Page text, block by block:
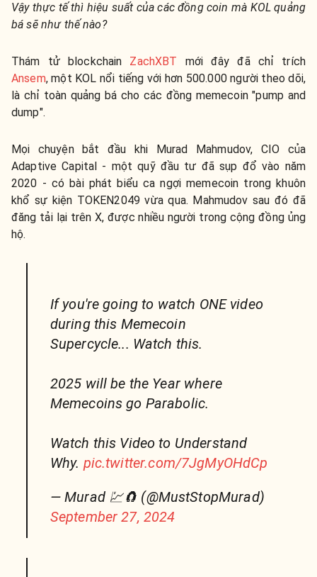
Vậy thực tế thì hiệu suất của các đồng coin mà KOL quảng
bá sẽ như thế nào?
Thám tử blockchain ZachXBT mới đây đã chỉ trích
Ansem, một KOL nổi tiếng với hơn 500.000 người theo dõi,
là chỉ toàn quảng bá cho các đồng memecoin "pump and
dump".
Mọi chuyện bắt đầu khi Murad Mahmudov, CIO của
Adaptive Capital - một quỹ đầu tư đã sụp đổ vào năm
2020 - có bài phát biểu ca ngợi memecoin trong khuôn
khổ sự kiện TOKEN2049 vừa qua. Mahmudov sau đó đã
đăng tải lại trên X, được nhiều người trong cộng đồng ủng
hộ.
If you're going to watch ONE video
during this Memecoin
Supercycle... Watch this.
2025 will be the Year where
Memecoins go Parabolic.
Watch this Video to Understand
Why. pic.twitter.com/7JgMyOHdCp
— Murad 💹🧲 (@MustStopMurad)
September 27, 2024